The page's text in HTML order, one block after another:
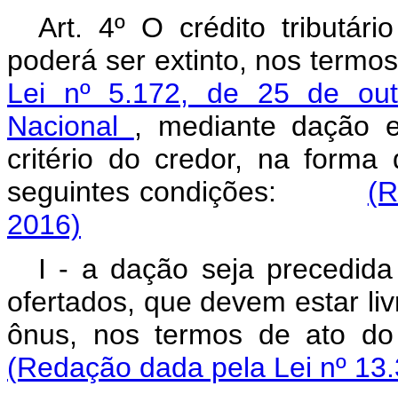
Art. 4º O crédito
poderá ser extinto, nos
Lei nº 5.172, de 25 de
Nacional , mediante dação
critério do credor, na forma
seguintes condições:
2016)
I - a dação seja
ofertados, que devem estar
ônus, nos termos de
(Redação dada pela Lei nº